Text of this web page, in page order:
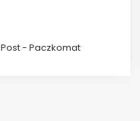
- Paczkomat